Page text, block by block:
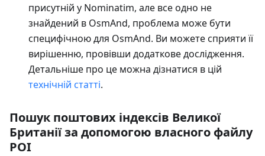
присутній у Nominatim, але все одно не
знайдений в OsmAnd, проблема може бути
специфічною для OsmAnd. Ви можете сприяти її
вирішенню, провівши додаткове дослідження.
Детальніше про це можна дізнатися в цій
технічній статті.
Пошук поштових індексів Великої
Британії за допомогою власного файлу
POI